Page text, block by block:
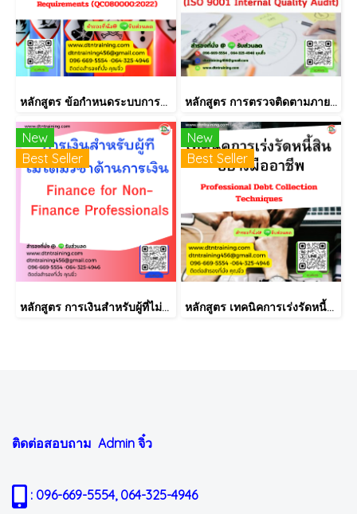
หลักสูตร ข้อกำหนดระบบการจัดการกระบวนการจัดการสารอันตราย (HSPM) (QC080000:2022) หลักสูตร การตรวจติดตามภายใน INTERNAL AUDIT ISO9001:2015
New
Best Seller
หลักสูตร การเงินสำหรับผู้ที่ไม่ได้มีวิชาชีพด้านการเงิน (Finance for Non-Finance Professionals)
New
Best Seller
หลักสูตร เทคนิคการเร่งรัดหนี้สินอย่างมืออาชีพ (ลูกหนี้การค้า)
ติดต่อสอบถาม Admin จิ๋ว
: 096-669-5554, 064-325-4946